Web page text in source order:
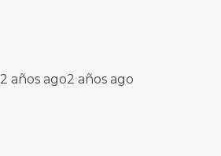
2 años ago2 años ago